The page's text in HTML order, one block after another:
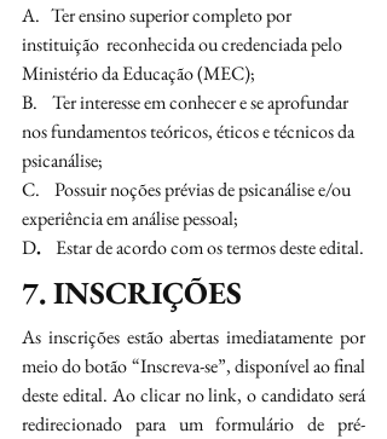
A.   Ter ensino superior completo por
instituição  reconhecida ou credenciada pelo
Ministério da Educação (MEC);
B.    Ter interesse em conhecer e se aprofundar
nos fundamentos teóricos, éticos e técnicos da
psicanálise;
C.    Possuir noções prévias de psicanálise e/ou
experiência em análise pessoal;
D. Estar de acordo com os termos deste edital.
7. INSCRIÇÕES
As inscrições estão abertas imediatamente por
meio do botão “Inscreva-se”, disponível ao final
deste edital. Ao clicar no link, o candidato será
redirecionado para um formulário de pré-